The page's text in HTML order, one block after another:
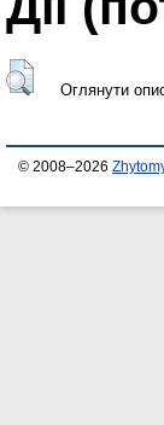
Оглянути
© 2008–2026